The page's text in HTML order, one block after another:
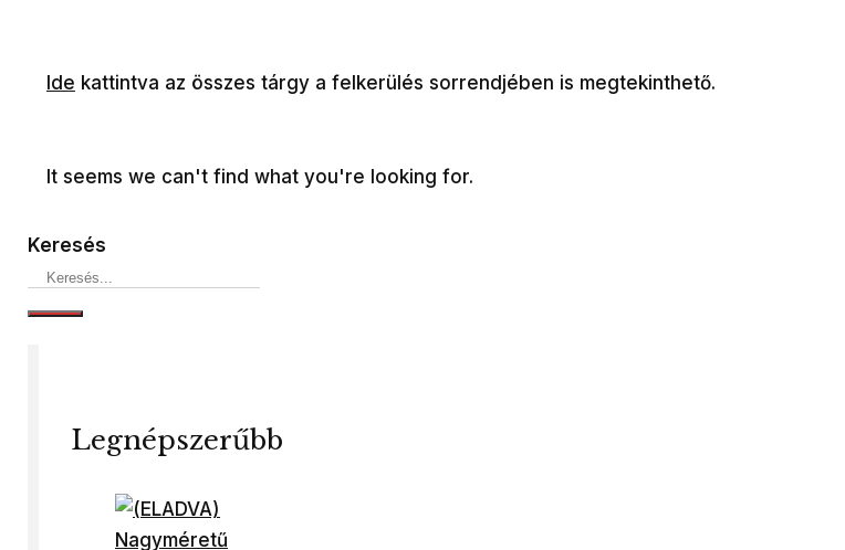
Ide kattintva az összes tárgy a felkerülés sorrendjében is megtekinthető.
It seems we can't find what you're looking for.
Keresés
Legnépszerűbb